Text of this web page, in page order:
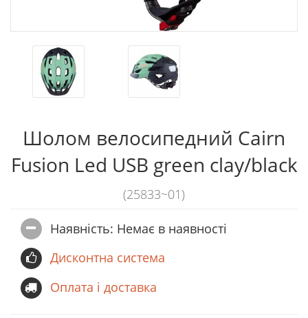
Шолом велосипедний Cairn
Fusion Led USB green clay/black
(25833~01)
Наявність: Немає в наявностi
Дисконтна система
Оплата і доставка